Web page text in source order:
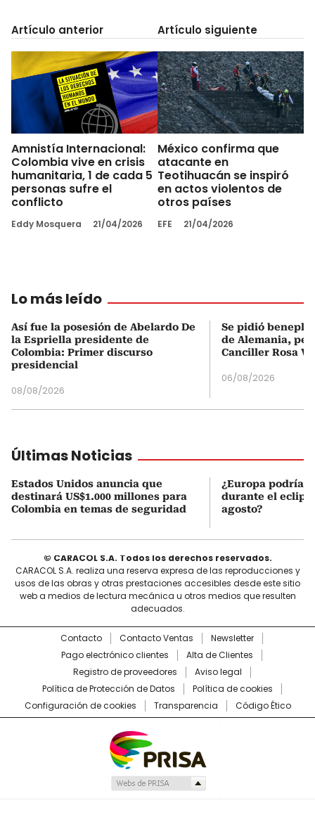
Artículo anterior
Amnistía Internacional:
Colombia vive en crisis
humanitaria, 1 de cada 5
personas sufre el
conflicto
Eddy Mosquera 21/04/2026
Artículo siguiente
México confirma que
atacante en
Teotihuacán se inspiró
en actos violentos de
otros países
EFE 21/04/2026
Lo más leído
Así fue la posesión de Abelardo De
la Espriella presidente de
Colombia: Primer discurso
presidencial
08/08/2026
Se pidió
de Alemania,
Canciller Rosa
06/08/2026
Últimas Noticias
Estados Unidos anuncia que
destinará US$1.000 millones para
Colombia en temas de seguridad
¿Europa podría
durante el
agosto?
© CARACOL S.A. Todos los derechos reservados.
CARACOL S.A. realiza una reserva expresa de las reproducciones y
usos de las obras y otras prestaciones accesibles desde este sitio
web a medios de lectura mecánica u otros medios que resulten
adecuados.
Contacto Contacto Ventas
Newsletter
Pago electrónico clientes
Alta de Clientes
Registro de proveedores
Aviso legal
Política de Protección de Datos
Política de cookies
Configuración de cookies
Transparencia Código Ético